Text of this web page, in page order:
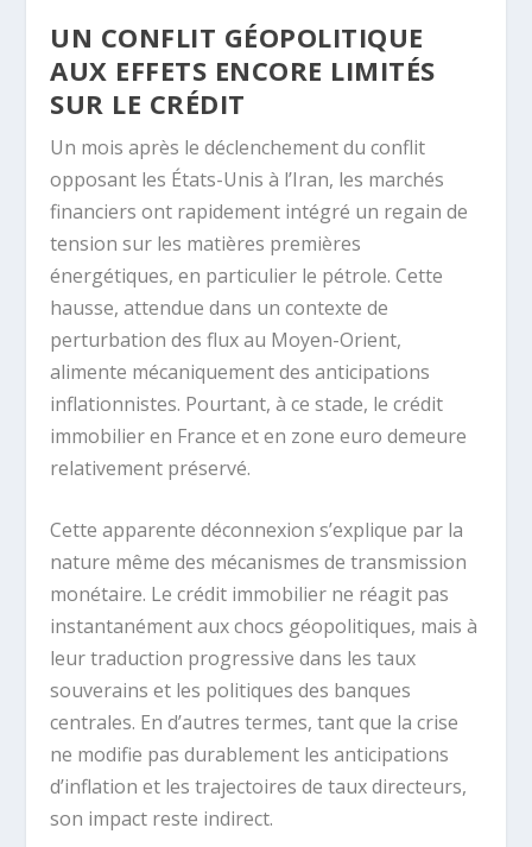
UN CONFLIT GÉOPOLITIQUE
AUX EFFETS ENCORE LIMITÉS
SUR LE CRÉDIT
Un mois après le déclenchement du conflit
opposant les États-Unis à l’Iran, les marchés
financiers ont rapidement intégré un regain de
tension sur les matières premières
énergétiques, en particulier le pétrole. Cette
hausse, attendue dans un contexte de
perturbation des flux au Moyen-Orient,
alimente mécaniquement des anticipations
inflationnistes. Pourtant, à ce stade, le crédit
immobilier en France et en zone euro demeure
relativement préservé.
Cette apparente déconnexion s’explique par la
nature même des mécanismes de transmission
monétaire. Le crédit immobilier ne réagit pas
instantanément aux chocs géopolitiques, mais à
leur traduction progressive dans les taux
souverains et les politiques des banques
centrales. En d’autres termes, tant que la crise
ne modifie pas durablement les anticipations
d’inflation et les trajectoires de taux directeurs,
son impact reste indirect.